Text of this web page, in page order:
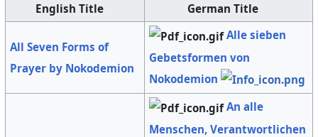
English Title German Title
All Seven Forms of
Prayer by Nokodemion
Alle sieben
Gebetsformen von
Nokodemion
An alle
Menschen, Verantwortlichen